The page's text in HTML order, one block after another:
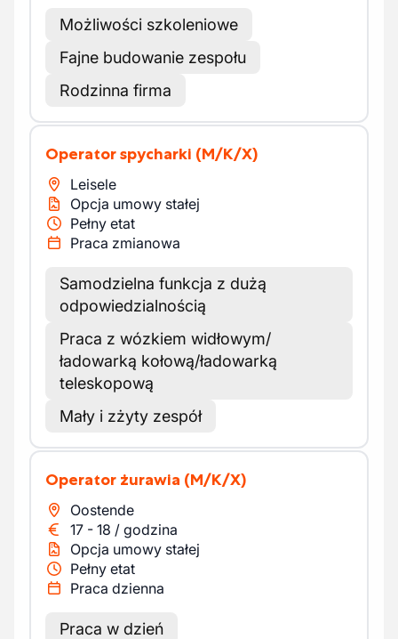
Możliwości szkoleniowe
Fajne budowanie zespołu
Rodzinna firma
Operator spycharki (M/K/X)
Leisele
Opcja umowy stałej
Pełny etat
Praca zmianowa
Samodzielna funkcja z dużą
odpowiedzialnością
Praca z wózkiem widłowym/
ładowarką kołową/ładowarką
teleskopową
Mały i zżyty zespół
Operator żurawia (M/K/X)
Oostende
17 - 18 / godzina
Opcja umowy stałej
Pełny etat
Praca dzienna
Praca w dzień